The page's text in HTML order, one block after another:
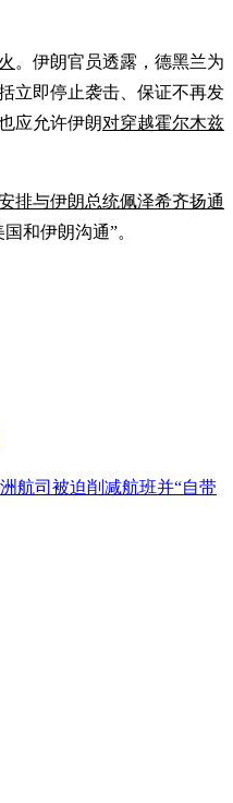
。伊朗官员透露，德黑兰为
立即停止袭击、保证不再发
应允许伊朗对穿越霍尔木兹
排与伊朗总统佩泽希齐扬通
和伊朗沟通”。
航司被迫削减航班并“自带